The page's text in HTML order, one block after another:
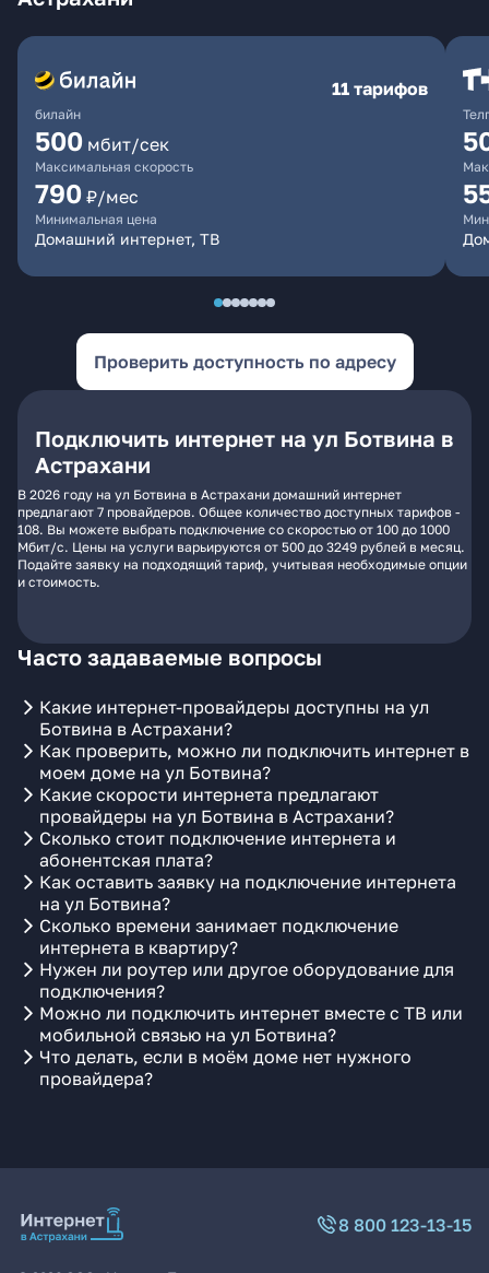
билайн
11 тарифов
500 мбит/сек
Максимальная скорость
790 ₽/мес
Минимальная цена
Домашний интернет, ТВ
Проверить доступность по адресу
Подключить интернет на ул Ботвина в
Астрахани
В 2026 году на ул Ботвина в Астрахани домашний интернет
предлагают 7 провайдеров. Общее количество доступных тарифов -
108. Вы можете выбрать подключение со скоростью от 100 до 1000
Мбит/с. Цены на услуги варьируются от 500 до 3249 рублей в месяц.
Подайте заявку на подходящий тариф, учитывая необходимые опции
и стоимость.
Часто задаваемые вопросы
Какие интернет-провайдеры доступны на ул
Ботвина в Астрахани?
Как проверить, можно ли подключить интернет в
моем доме на ул Ботвина?
Какие скорости интернета предлагают
провайдеры на ул Ботвина в Астрахани?
Сколько стоит подключение интернета и
абонентская плата?
Как оставить заявку на подключение интернета
на ул Ботвина?
Сколько времени занимает подключение
интернета в квартиру?
Нужен ли роутер или другое оборудование для
подключения?
Можно ли подключить интернет вместе с ТВ или
мобильной связью на ул Ботвина?
Что делать, если в моём доме нет нужного
провайдера?
8 800 123-13-15